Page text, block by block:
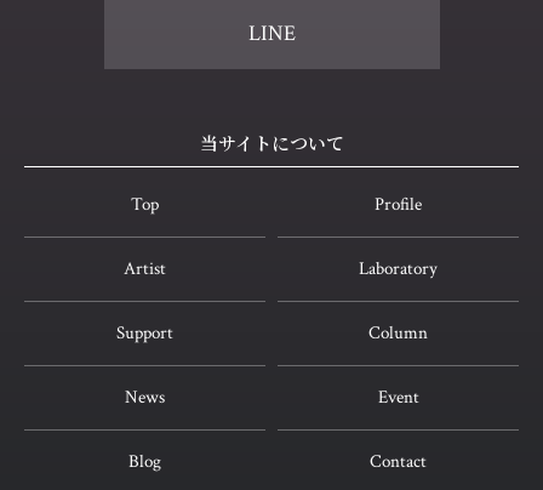
LINE
当サイトについて
Top Profile
Artist Laboratory
Support Column
News Event
Blog Contact